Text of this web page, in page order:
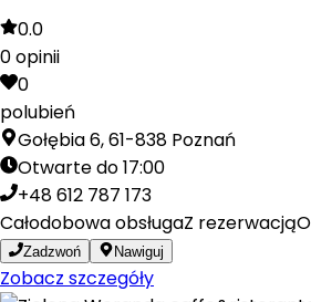
0.0
0opinii
0
polubień
Gołębia 6, 61-838 Poznań
Otwarte do 17:00
+48 612 787 173
Całodobowa obsługaZ rezerwacją
Zadzwoń Nawiguj
Zobacz szczegóły